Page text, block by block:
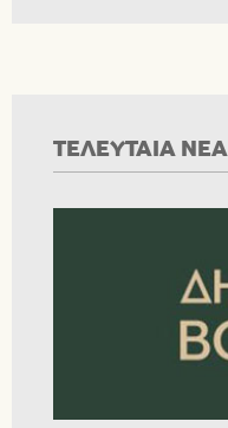
ΤΕΛΕΥΤΑΙΑ ΝΕΑ